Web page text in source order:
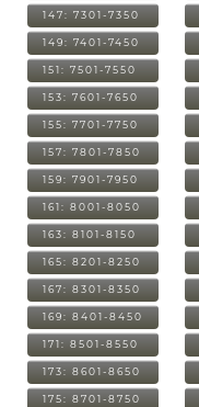
147: 7301-7350
149: 7401-7450
151: 7501-7550
153: 7601-7650
155: 7701-7750
157: 7801-7850
159: 7901-7950
161: 8001-8050
163: 8101-8150
165: 8201-8250
167: 8301-8350
169: 8401-8450
171: 8501-8550
173: 8601-8650
175: 8701-8750